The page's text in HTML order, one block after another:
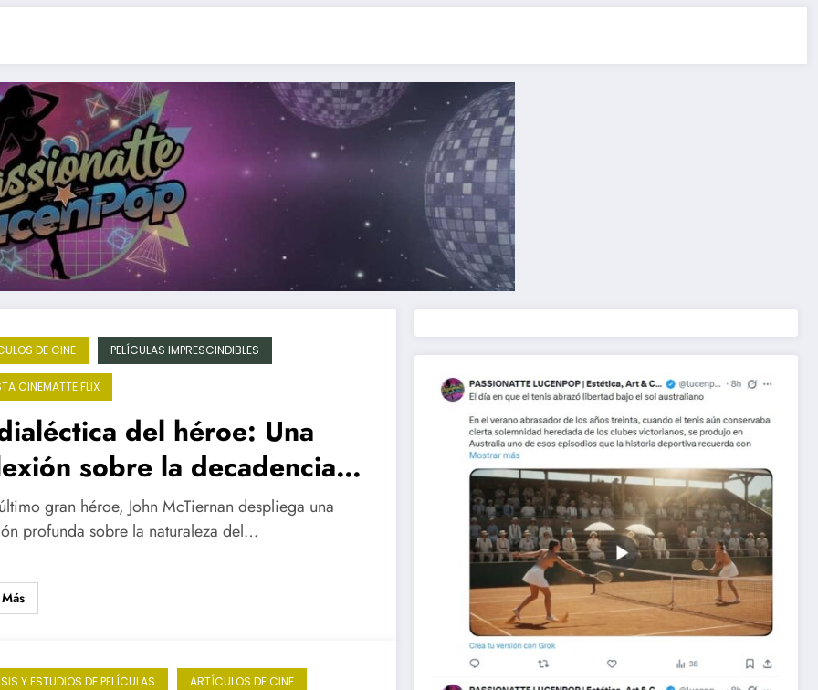
DE CINE PELÍCULAS IMPRESCINDIBLES
CINEMATTE FLIX
del héroe: Una
sobre la decadencia
de acción en ‘El último
héroe’
gran héroe, John McTiernan despliega una
profunda sobre la naturaleza del…
Y ESTUDIOS DE PELÍCULAS ARTÍCULOS DE CINE